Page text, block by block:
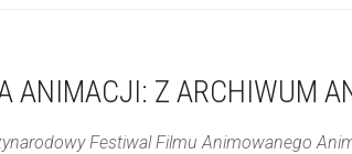
ANIMACJI: Z ARCHIWUM
Festiwal Filmu Animowanego